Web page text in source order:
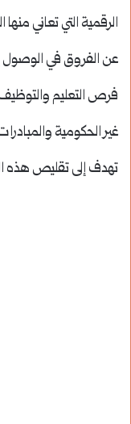
الرقمية التي تعاني
عن الفروق في الوصول
فرص التعليم
غير الحكومية
تهدف إلى تقليص هذه